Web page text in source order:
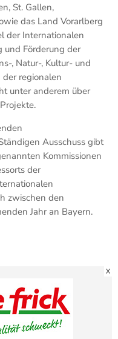
St. Gallen,
das Land Vorarlberg
der Internationalen
und Förderung der
, Natur-, Kultur- und
regionalen
unter anderem über
Ausschuss gibt
Kommissionen
der
zwischen den
Jahr an Bayern.
X